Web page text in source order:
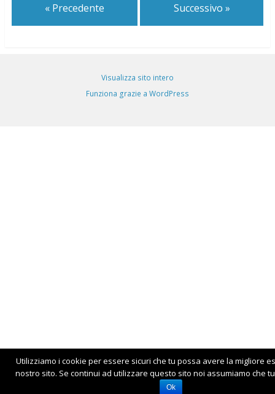
« Precedente Successivo »
Visualizza sito intero
Funziona grazie a WordPress
Utilizziamo i cookie per essere sicuri che tu possa avere la migliore
nostro sito. Se continui ad utilizzare questo sito noi assumiamo che
Ok